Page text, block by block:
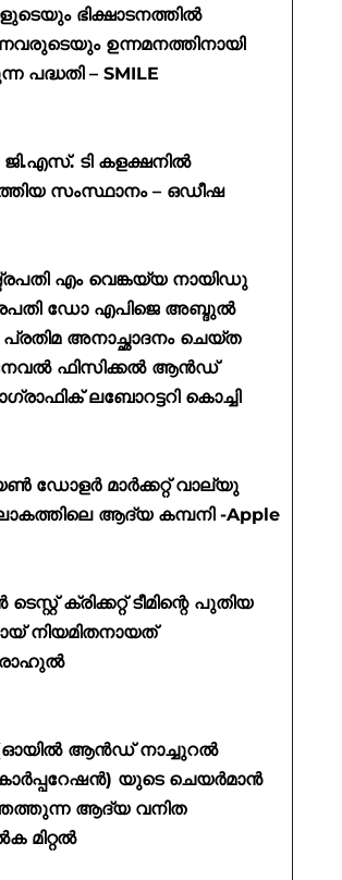
ഭിക്ഷാടനത്തിൽ
ഉന്നമനത്തിനായി
പദ്ധതി – SMILE
ജി.എസ്. ടി കളക്ഷനിൽ
സംസ്ഥാനം – ഒഡീഷ
എം വെങ്കയ്യ നായിഡു
ഡോ എപിജെ അബ്ദുൽ
പ്രതിമ അനാച്ഛാദനം ചെയ്ത
ഫിസിക്കൽ ആൻഡ്
ലബോറട്ടറി കൊച്ചി
ഡോളർ മാർക്കറ്റ് വാല്യു
ആദ്യ കമ്പനി -Apple
ക്രിക്കറ്റ് ടീമിന്റെ പുതിയ
നിയമിതനായത്
(ഓയിൽ ആൻഡ് നാച്ചുറൽ
യുടെ ചെയർമാൻ
ആദ്യ വനിത
മിറ്റൽ